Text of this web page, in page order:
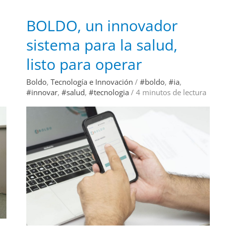
BOLDO, un innovador
sistema para la salud,
listo para operar
Boldo, Tecnología e Innovación / #boldo, #ia,
#innovar, #salud, #tecnologia / 4 minutos de lectura
BOLDO,
un
innovador
sistema
para
salud,
listo
para
operar